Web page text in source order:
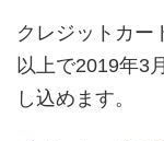
クレジットカー
以上で2019年3
し込めます。